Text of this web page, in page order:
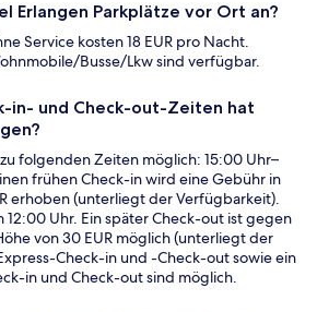
Erlangen Parkplätze vor Ort an?
Service kosten 18 EUR pro Nacht.
Busse/Lkw sind verfügbar.
in- und Check-out-Zeiten hat
folgenden Zeiten möglich: 15:00 Uhr–
frühen Check-in wird eine Gebühr in
erhoben (unterliegt der Verfügbarkeit).
12:00 Uhr. Ein später Check-out ist gegen
von 30 EUR möglich (unterliegt der
Check-in und -Check-out sowie ein
in und Check-out sind möglich.